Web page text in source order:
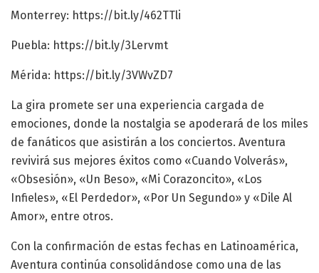
Monterrey: https://bit.ly/462TTli
Puebla: https://bit.ly/3Lervmt
Mérida: https://bit.ly/3VWvZD7
La gira promete ser una experiencia cargada de
emociones, donde la nostalgia se apoderará de los miles
de fanáticos que asistirán a los conciertos. Aventura
revivirá sus mejores éxitos como «Cuando Volverás»,
«Obsesión», «Un Beso», «Mi Corazoncito», «Los
Infieles», «El Perdedor», «Por Un Segundo» y «Dile Al
Amor», entre otros.
Con la confirmación de estas fechas en Latinoamérica,
Aventura continúa consolidándose como una de las